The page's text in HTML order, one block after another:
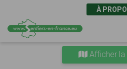
À
Afficher la